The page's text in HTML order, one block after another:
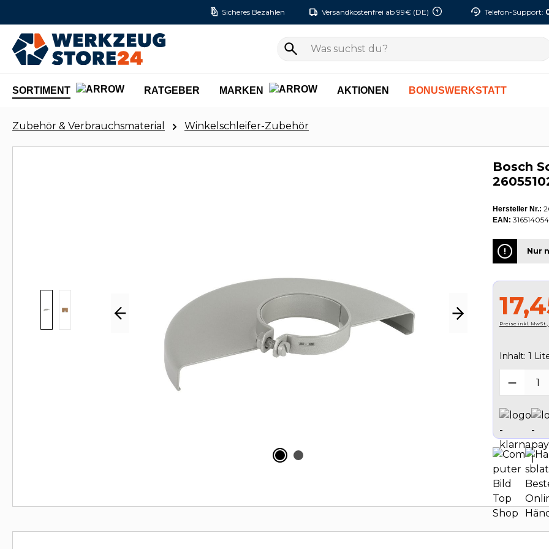
Sicheres Bezahlen Versandkostenfrei ab 99€ (DE) Telefon-Support:
SORTIMENT RATGEBER MARKEN AKTIONEN BONUSWERKSTATT
Zubehör & Verbrauchsmaterial Winkelschleifer-Zubehör
Bosch
Hersteller Nr.:
EAN:
Nur
Preise inkl.
Inhalt: 1